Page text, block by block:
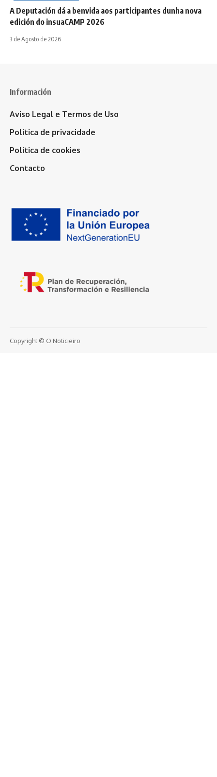
A Deputación dá a benvida aos participantes dunha nova
edición do insuaCAMP 2026
3 de Agosto de 2026
Información
Aviso Legal e Termos de Uso
Política de privacidade
Política de cookies
Contacto
Copyright © O Noticieiro